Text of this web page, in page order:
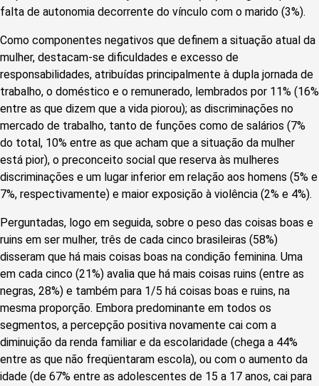
falta de autonomia decorrente do vínculo com o marido (3%).
Como componentes negativos que definem a situação atual da
mulher, destacam-se dificuldades e excesso de
responsabilidades, atribuídas principalmente à dupla jornada de
trabalho, o doméstico e o remunerado, lembrados por 11% (16%
entre as que dizem que a vida piorou); as discriminações no
mercado de trabalho, tanto de funções como de salários (7%
do total, 10% entre as que acham que a situação da mulher
está pior), o preconceito social que reserva às mulheres
discriminações e um lugar inferior em relação aos homens (5% e
7%, respectivamente) e maior exposição à violência (2% e 4%).
Perguntadas, logo em seguida, sobre o peso das coisas boas e
ruins em ser mulher, três de cada cinco brasileiras (58%)
disseram que há mais coisas boas na condição feminina. Uma
em cada cinco (21%) avalia que há mais coisas ruins (entre as
negras, 28%) e também para 1/5 há coisas boas e ruins, na
mesma proporção. Embora predominante em todos os
segmentos, a percepção positiva novamente cai com a
diminuição da renda familiar e da escolaridade (chega a 44%
entre as que não freqüentaram escola), ou com o aumento da
idade (de 67% entre as adolescentes de 15 a 17 anos, cai para